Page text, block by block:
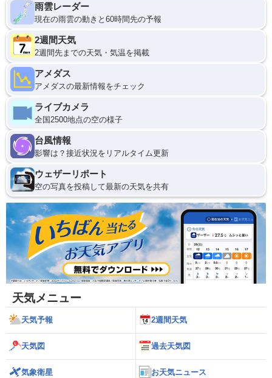
雨雲レーダー
現在の雨雲の動きと60時間先の予報
2週間天気
2週間先までの天気・気温を掲載
アメダス
アメダスの最新情報をチェック
ライブカメラ
全国2500地点の空の様子
台風情報
影響は？接近状況をリアルタイム更新
ウェザーリポート
空の写真を投稿して最新の天気を共有
天気メニュー
天気予報 2週間天気
天気図 過去天気図
気象衛星 お天気ニュース